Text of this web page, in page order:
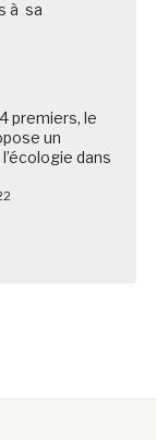
à sa
premiers, le
un
dans